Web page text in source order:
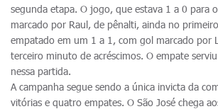
segunda etapa. O jogo, que estava 1 a 0 para
marcado por Raul, de pênalti, ainda no
empatado em um 1 a 1, com gol marcado por
terceiro minuto de acréscimos. O empate
nessa partida.
A campanha segue sendo a única invicta da
vitórias e quatro empates. O São José chega